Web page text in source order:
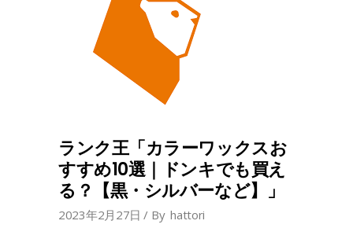
ランク王「カラーワックスお
すすめ10選｜ドンキでも買え
る？【黒・シルバーなど】」
2023年2月27日 By hattori